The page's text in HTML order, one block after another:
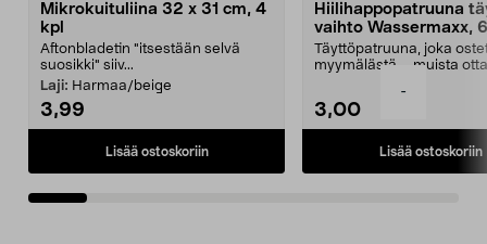
-
Mikrokuituliina 32 x 31 cm, 4
kpl
Aftonbladetin "itsestään selvä
suosikki" siiv...
Laji: Harmaa/beige
3,99
Lisää ostoskoriin
Hiilihappopatruuna
vaihto Wassermaxx,
Täyttöpatruuna, joka
myymälästä – muista
3,00
Lisää ostoskoriin